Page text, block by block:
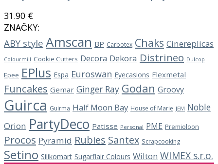
31.90 €
ZNAČKY:
ABY style Amscan BP Carbotex Chaks Cinereplicas
Colourmill Cookie Cutters Decora Dekora Distrineo Dulcop
Epee EPlus Espa Euroswan Eyecasions Flexmetal
Funcakes Gemar Ginger Ray Godan Groovy
Guirca Guirma Half Moon Bay House of Marie JEM Noble
Orion PartyDeco Patisse Personal PME Premioloon
Procos Pyramid Rubies Santex Scrapcooking
Setino Silikomart Sugarflair Colours Wilton WIMEX s.r.o.